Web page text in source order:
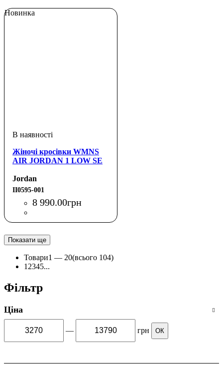
Новинка
Жіночі кросівки WMNS
AIR JORDAN 1 LOW SE
Jordan
II0595-001
8 990.00грн
Показати ще
Товари1 — 20(всього 104)
1 2345...
Фільтр
Ціна
— грн ОК